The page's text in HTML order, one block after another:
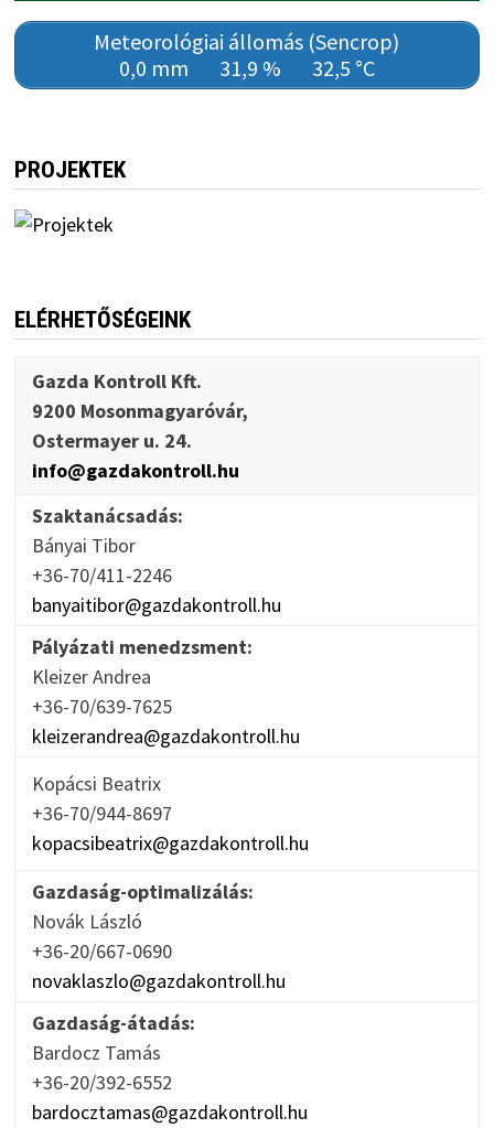
Meteorológiai állomás (Sencrop)
0,0 mm
31,9 % 32,5 °C
PROJEKTEK
ELÉRHETŐSÉGEINK
Gazda Kontroll Kft.
9200 Mosonmagyaróvár,
Ostermayer u. 24.
info@gazdakontroll.hu
Szaktanácsadás:
Bányai Tibor
+36-70/411-2246
banyaitibor@gazdakontroll.hu
Pályázati menedzsment:
Kleizer Andrea
+36-70/639-7625
kleizerandrea@gazdakontroll.hu
Kopácsi Beatrix
+36-70/944-8697
kopacsibeatrix@gazdakontroll.hu
Gazdaság-optimalizálás:
Novák László
+36-20/667-0690
novaklaszlo@gazdakontroll.hu
Gazdaság-átadás:
Bardocz Tamás
+36-20/392-6552
bardocztamas@gazdakontroll.hu